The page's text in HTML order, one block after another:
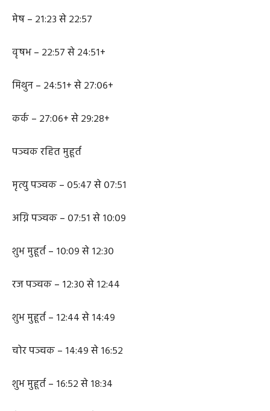
मेष – २१:२३ से २२:५७
वृषभ – २२:५७ से २४:५१+
मिथुन – २४:५१+ से २७:०६+
कर्क – २७:०६+ से २९:२८+
पञ्चक रहित मुहूर्त
मृत्यु पञ्चक – ०५:४७ से ०७:५१
अग्नि पञ्चक – ०७:५१ से १०:०९
शुभ मुहूर्त – १०:०९ से १२:३०
रज पञ्चक – १२:३० से १२:४४
शुभ मुहूर्त – १२:४४ से १४:४९
चोर पञ्चक – १४:४९ से १६:५२
शुभ मुहूर्त – १६:५२ से १८:३४